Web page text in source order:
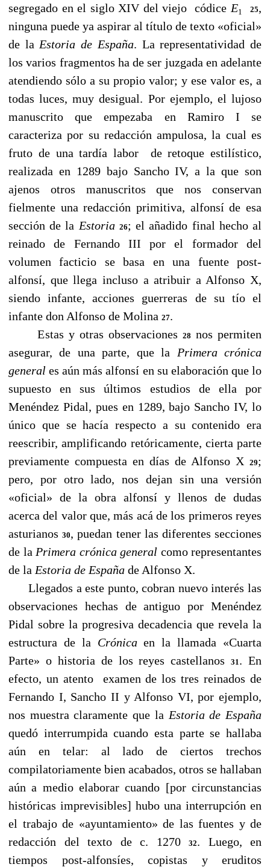
segregado en el siglo XIV del viejo códice E1 25,
ninguna puede ya aspirar al título de texto «oficial»
de la Estoria de España. La representatividad de
los varios fragmentos ha de ser juzgada en adelante
atendiendo sólo a su propio valor; y ese valor es, a
todas luces, muy desigual. Por ejemplo, el lujoso
manuscrito que empezaba en Ramiro I se
caracteriza por su redacción ampulosa, la cual es
fruto de una tardía labor de retoque estilístico,
realizada en 1289 bajo Sancho IV, a la que son
ajenos otros manuscritos que nos conservan
fielmente una redacción primitiva, alfonsí de esa
sección de la Estoria 26; el añadido final hecho al
reinado de Fernando III por el formador del
volumen facticio se basa en una fuente post-
alfonsí, que llega incluso a atribuir a Alfonso X,
siendo infante, acciones guerreras de su tío el
infante don Alfonso de Molina 27.
Estas y otras observaciones 28 nos permiten
asegurar, de una parte, que la Primera crónica
generales aún más alfonsí en su elaboración que lo
supuesto en sus últimos estudios de ella por
Menéndez Pidal, pues en 1289, bajo Sancho IV, lo
único que se hacía respecto a su contenido era
reescribir, amplificando retóricamente, cierta parte
previamente compuesta en días de Alfonso X 29;
pero, por otro lado, nos dejan sin una versión
«oficial» de la obra alfonsí y llenos de dudas
acerca del valor que, más acá de los primeros reyes
asturianos30, puedan tener las diferentes secciones
de la Primera crónica general como representantes
de la Estoria de España de Alfonso X.
Llegados a este punto, cobran nuevo interés las
observaciones hechas de antiguo por Menéndez
Pidal sobre la progresiva decadencia que revela la
estructura de la Crónicaen la llamada «Cuarta
Parte» o historia de los reyes castellanos31 . En
efecto, un atento examen de los tres reinados de
Fernando I, Sancho II y Alfonso VI, por ejemplo,
nos muestra claramente que la Estoria de España
quedó interrumpida cuando esta parte se hallaba
aún en telar: al lado de ciertos trechos
compilatoriamente bien acabados, otros se hallaban
aún a medio elaborar cuando [por circunstancias
históricas imprevisibles] hubo una interrupción en
el trabajo de «ayuntamiento» de las fuentes y de
redacción del texto de c. 1270
32. Luego, en
tiempos post-alfonsíes, copistas y eruditos